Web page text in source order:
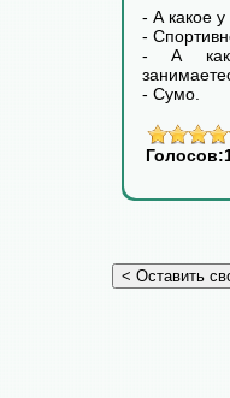
- А какое
-
- А
- Сумо.